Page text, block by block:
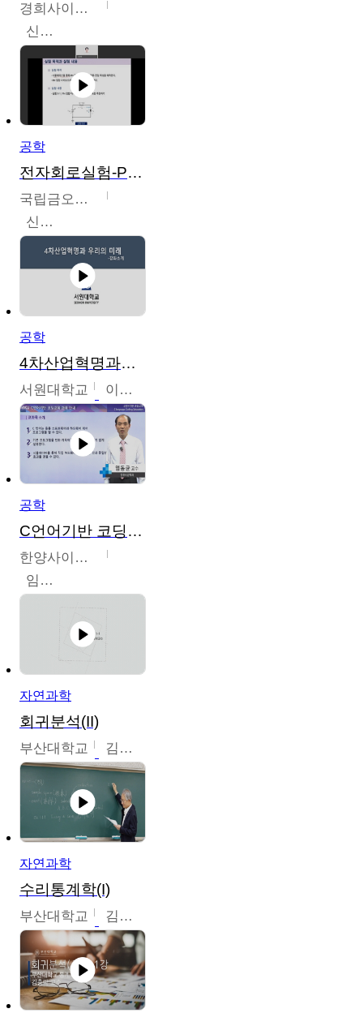
경희사이버대학교
신광수
공학
전자회로실험-PSPICE 시뮬레이션
국립금오공과대학교
신경욱
공학
4차산업혁명과우리의미래
서원대학교 이병권
공학
C언어기반 코딩교육
한양사이버대학교
임동균
자연과학
회귀분석(II)
부산대학교 김충락
자연과학
수리통계학(I)
부산대학교 김충락